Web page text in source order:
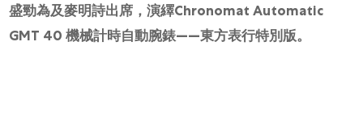
盛勁為及麥明詩出席，演繹Chronomat Automatic
GMT 40 機械計時自動腕錶——東方表行特別版。